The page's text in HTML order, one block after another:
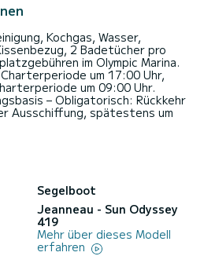
Kochgas, Wasser,
2 Badetücher pro
im Olympic Marina.
um 17:00 Uhr,
um 09:00 Uhr.
– Obligatorisch: Rückkehr
Ausschiffung, spätestens um
Segelboot
Jeanneau - Sun Odyssey
419
Mehr über dieses Modell
erfahren